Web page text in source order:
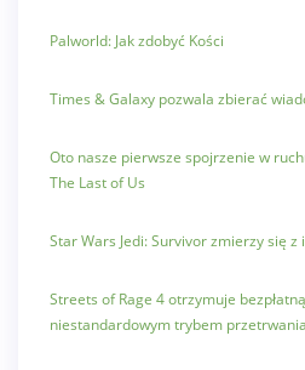
Palworld: Jak zdobyć Kości
Times & Galaxy pozwala zbierać
Oto nasze pierwsze spojrzenie w
The Last of Us
Star Wars Jedi: Survivor zmierzy się
Streets of Rage 4 otrzymuje
niestandardowym trybem